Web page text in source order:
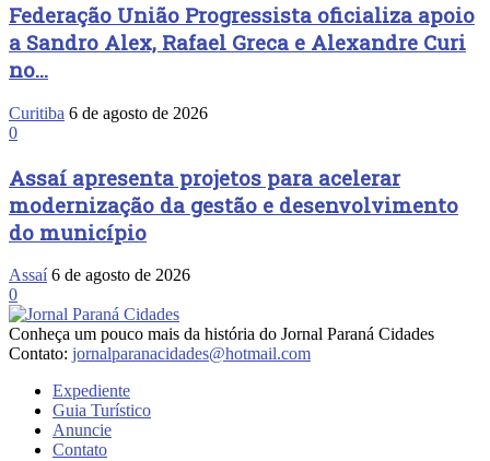
Federação União Progressista oficializa apoio
a Sandro Alex, Rafael Greca e Alexandre Curi
no...
Curitiba 6 de agosto de 2026
0
Assaí apresenta projetos para acelerar
modernização da gestão e desenvolvimento
do município
Assaí 6 de agosto de 2026
0
Conheça um pouco mais da história do Jornal Paraná Cidades
Contato: jornalparanacidades@hotmail.com
Expediente
Guia Turístico
Anuncie
Contato